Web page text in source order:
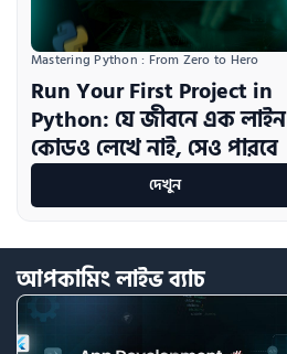
Mastering Python : From Zero to Hero
Run Your First Project in
Python: যে জীবনে এক লাইন
কোডও লেখে নাই, সেও পারবে
দেখুন
আপকামিংলাইভব্যাচ